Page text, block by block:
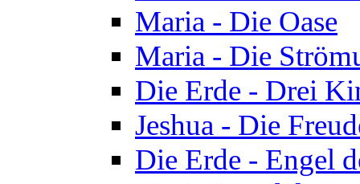
Maria - Die Oase
Maria - Die
Die Erde - Drei
Jeshua - Die
Die Erde - Engel